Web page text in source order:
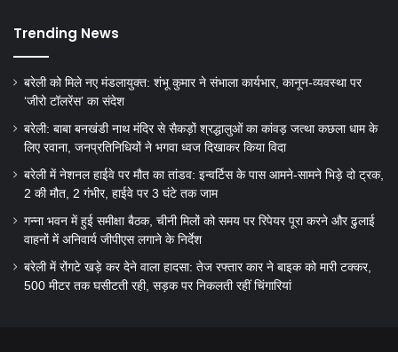
Trending News
बरेली को मिले नए मंडलायुक्त: शंभू कुमार ने संभाला कार्यभार, कानून-व्यवस्था पर
‘जीरो टॉलरेंस’ का संदेश
बरेली: बाबा बनखंडी नाथ मंदिर से सैकड़ों श्रद्धालुओं का कांवड़ जत्था कछला धाम के
लिए रवाना, जनप्रतिनिधियों ने भगवा ध्वज दिखाकर किया विदा
बरेली में नेशनल हाईवे पर मौत का तांडव: इन्वर्टिस के पास आमने-सामने भिड़े दो ट्रक,
2 की मौत, 2 गंभीर, हाईवे पर 3 घंटे तक जाम
गन्ना भवन में हुई समीक्षा बैठक, चीनी मिलों को समय पर रिपेयर पूरा करने और ढुलाई
वाहनों में अनिवार्य जीपीएस लगाने के निर्देश
बरेली में रोंगटे खड़े कर देने वाला हादसा: तेज रफ्तार कार ने बाइक को मारी टक्कर,
500 मीटर तक घसीटती रही, सड़क पर निकलती रहीं चिंगारियां